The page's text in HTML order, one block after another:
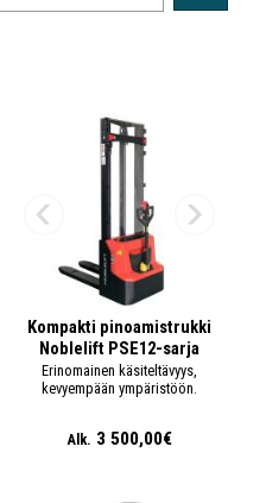
Kompakti pinoamistrukki
Noblelift PSE12-sarja
Erinomainen käsiteltävyys,
kevyempään ympäristöön.
Alk. 3 500,00€